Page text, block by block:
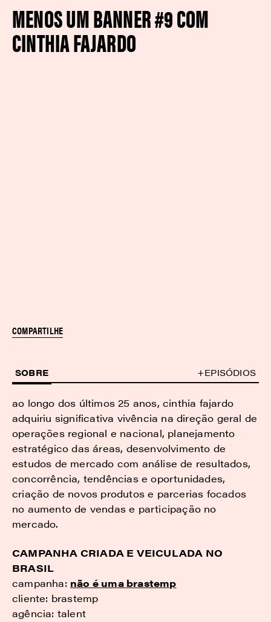
MENOS UM BANNER #9 COM
CINTHIA FAJARDO
COMPARTILHE
SOBRE +EPISÓDIOS
ao longo dos últimos 25 anos, cinthia fajardo
adquiriu significativa vivência na direção geral de
operações regional e nacional, planejamento
estratégico das áreas, desenvolvimento de
estudos de mercado com análise de resultados,
concorrência, tendências e oportunidades,
criação de novos produtos e parcerias focados
no aumento de vendas e participação no
mercado.
CAMPANHA CRIADA E VEICULADA NO
BRASIL
campanha: não é uma brastemp
cliente: brastemp
agência: talent